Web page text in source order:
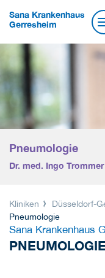
Sana Krankenhaus
Gerresheim
Pneumologie
Dr. med. Ingo Trommer
Kliniken Düsseldorf-
Pneumologie
Sana Krankenhaus
PNEUMOLOGIE